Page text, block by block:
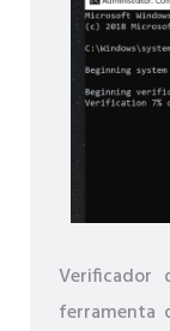
Verificador
ferramenta